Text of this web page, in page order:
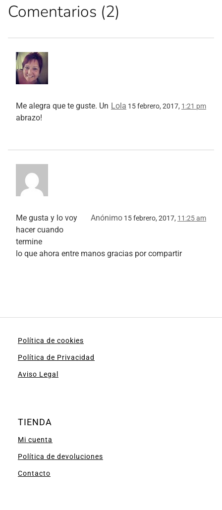
Comentarios (2)
Lola 15 febrero, 2017, 1:21 pm
Me alegra que te guste. Un
abrazo!
Anónimo 15 febrero, 2017, 11:25 am
Me gusta y lo voy
hacer cuando
termine
lo que ahora entre manos gracias por compartir
Política de cookies
Política de Privacidad
Aviso Legal
TIENDA
Mi cuenta
Política de devoluciones
Contacto